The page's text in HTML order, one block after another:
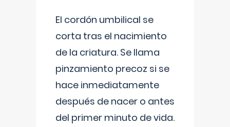
El cordón umbilical se
corta tras el nacimiento
de la criatura. Se llama
pinzamiento precoz si se
hace inmediatamente
después de nacer o antes
del primer minuto de vida.